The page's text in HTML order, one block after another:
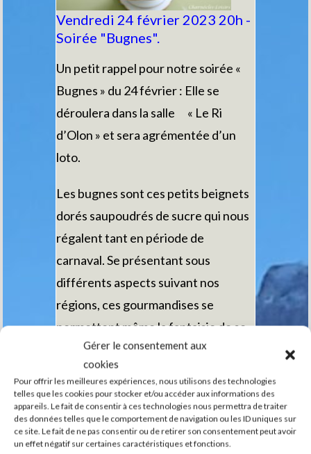
Gérer le consentement aux
cookies
Pour offrir les meilleures expériences, nous utilisons des technologies
telles que les cookies pour stocker et/ou accéder aux informations des
appareils. Le fait de consentir à ces technologies nous permettra de traiter
des données telles que le comportement de navigation ou les ID uniques sur
ce site. Le fait de ne pas consentir ou de retirer son consentement peut avoir
un effet négatif sur certaines caractéristiques et fonctions.
Vendredi 24 février 2023 20h -
Soirée "Bugnes".
Un petit rappel pour notre soirée «
Bugnes » du 24 février : Elle se
déroulera dans la salle « Le Ri
d’Olon » et sera agrémentée d’un
loto.
Les bugnes sont ces petits beignets
dorés saupoudrés de sucre qui nous
régalent tant en période de
carnaval. Se présentant sous
différents aspects suivant nos
régions, ces gourmandises se
permettent même la fantaisie de se
faire appeler : bugnes, oreillettes,
bougnettes, merveilles,
croquignoles…même crottes d’âne
en Picardie, allez savoir pourquoi !!